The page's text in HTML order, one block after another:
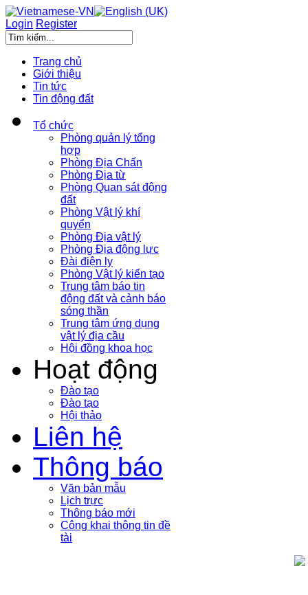
Login Register
Trang chủ
Giới thiệu
Tin tức
Tin động đất
Tổ chức
Phòng quản lý tổng
hợp
Phòng Địa Chấn
Phòng Địa từ
Phòng Quan sát động
đất
Phòng Vật lý khí
quyển
Phòng Địa vật lý
Phòng Địa động lực
Đài điện ly
Phòng Vật lý kiến tạo
Trung tâm báo tin
động đất và cảnh báo
sóng thần
Trung tâm ứng dụng
vật lý địa cầu
Hội đồng khoa học
Hoạt động
Đào tạo
Đào tạo
Hội thảo
Liên hệ
Thông báo
Văn bản mẫu
Lịch trực
Thông báo mới
Công khai thông tin đề
tài